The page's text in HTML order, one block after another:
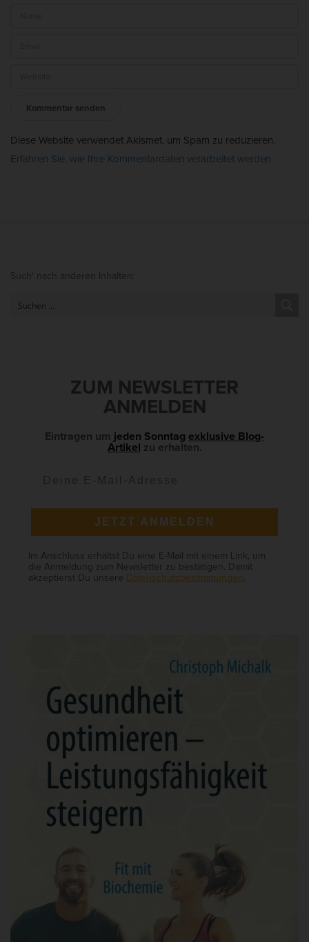
Diese Website verwendet Akismet, um Spam zu reduzieren.
Erfahren Sie, wie Ihre Kommentardaten verarbeitet werden.
Such‘ nach anderen Inhalten:
ZUM NEWSLETTER
ANMELDEN
Eintragen um jeden Sonntag exklusive Blog-
Artikel
zu erhalten.
JETZT ANMELDEN
Im Anschluss erhältst Du eine E-Mail mit einem Link, um
die Anmeldung zum Newsletter zu bestätigen. Damit
akzeptierst Du unsere Datenschutzbestimmungen.